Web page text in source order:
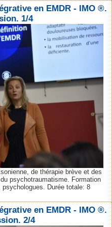
en EMDR - IMO ®.
1/4
de thérapie brève et des
psychotraumatisme. Formation
Durée totale: 8
en EMDR - IMO ®.
2/4